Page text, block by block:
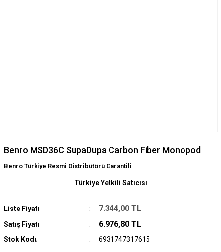
Benro MSD36C SupaDupa Carbon Fiber Monopod
Benro Türkiye Resmi Distribütörü Garantili
Liste Fiyatı 7.344,00 TL
Satış Fiyatı 6.976,80 TL
Stok Kodu 6931747317615
Türkiye Yetkili Satıcısı